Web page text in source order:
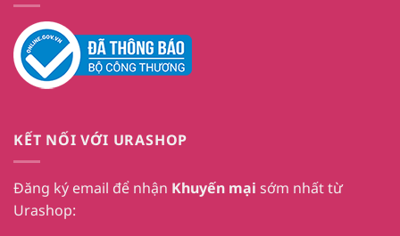
KẾT NỐI VỚI URASHOP
Đăng ký email để nhận Khuyến mại sớm nhất từ
Urashop: